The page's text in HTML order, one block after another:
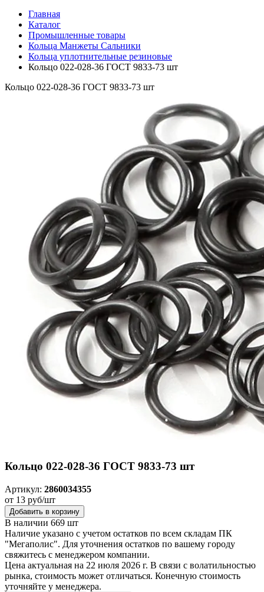
Главная
Каталог
Промышленные товары
Кольца Манжеты Сальники
Кольца уплотнительные резиновые
Кольцо 022-028-36 ГОСТ 9833-73 шт
Кольцо 022-028-36 ГОСТ 9833-73 шт
Кольцо 022-028-36 ГОСТ 9833-73 шт
Артикул: 2860034355
от 13 руб/шт
Добавить в корзину
В наличии 669 шт
Наличие указано с учетом остатков по всем складам ПК
"Мегаполис". Для уточнения остатков по вашему городу
свяжитесь с менеджером компании.
Цена актуальная на 22 июля 2026 г. В связи с волатильностью
рынка, стоимость может отличаться. Конечную стоимость
уточняйте у менеджера.